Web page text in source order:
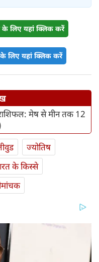
लिए यहां क्लिक करें
लिए यहां क्लिक करें
मेष से मीन तक 12
ज्योतिष
के किस्से